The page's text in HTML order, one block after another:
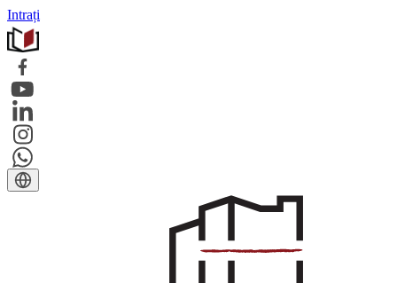
Intrați